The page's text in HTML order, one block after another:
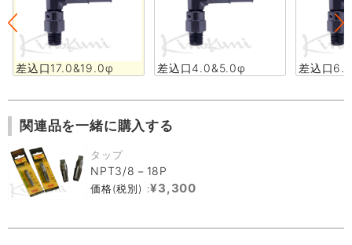
差込口17.0&19.0φ 差込口4.0&5.0φ 差込口
関連品を一緒に購入する
タップ
NPT3/8－18P
価格(税別) :¥3,300